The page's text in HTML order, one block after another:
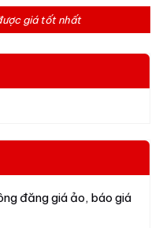
giá tốt nhất
đăng giá ảo, báo giá